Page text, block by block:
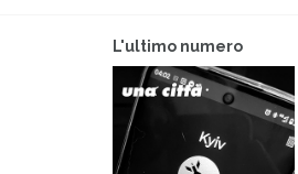
L'ultimo numero